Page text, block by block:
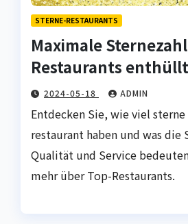
STERNE-RESTAURANTS
Maximale
Restaurants enthüllt
2024-05-18 ADMIN
Entdecken Sie, wie viel sterne
restaurant haben und was die
Qualität und Service
mehr über Top-Restaurants.